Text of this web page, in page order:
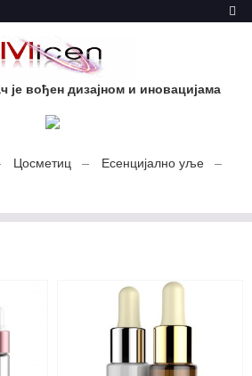
је вођен дизајном и иновацијама
Цосметиц
Есенцијално уље